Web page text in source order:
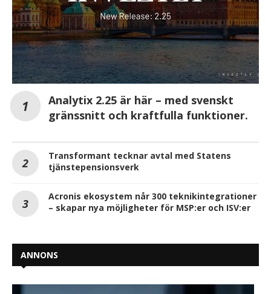
Analytix 2.25 är här – med svenskt
gränssnitt och kraftfulla funktioner.
Transformant tecknar avtal med Statens
tjänstepensionsverk
Acronis ekosystem når 300 teknikintegrationer
– skapar nya möjligheter för MSP:er och ISV:er
ANNONS